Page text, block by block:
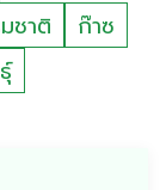
ชาติ
ก๊าซ